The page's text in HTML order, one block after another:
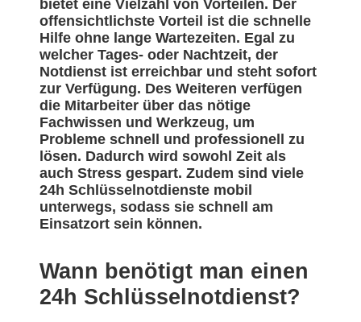
bietet eine Vielzahl von Vorteilen. Der
offensichtlichste Vorteil ist die schnelle
Hilfe ohne lange Wartezeiten. Egal zu
welcher Tages- oder Nachtzeit, der
Notdienst ist erreichbar und steht sofort
zur Verfügung. Des Weiteren verfügen
die Mitarbeiter über das nötige
Fachwissen und Werkzeug, um
Probleme schnell und professionell zu
lösen. Dadurch wird sowohl Zeit als
auch Stress gespart. Zudem sind viele
24h Schlüsselnotdienste mobil
unterwegs, sodass sie schnell am
Einsatzort sein können.
Wann benötigt man einen
24h Schlüsselnotdienst?